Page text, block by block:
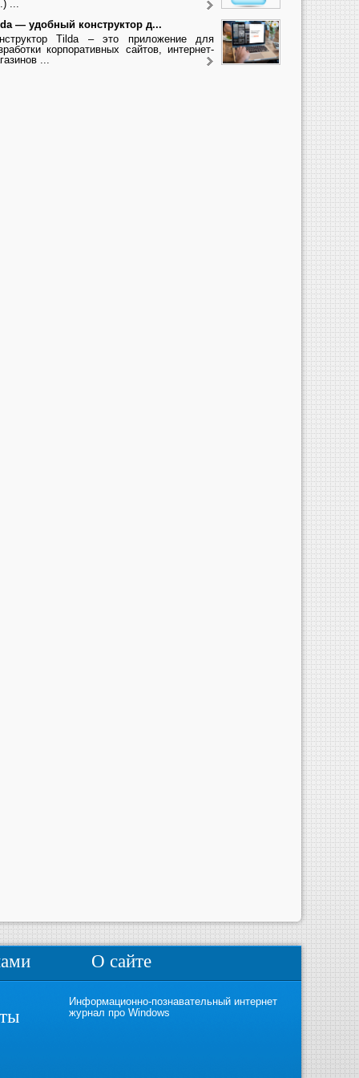
...
— удобный конструктор д...
Tilda – это приложение для
корпоративных сайтов, интернет-
...
О сайте
Информационно-познавательный интернет
журнал про Windows